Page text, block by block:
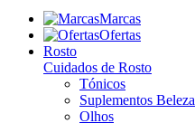
Marcas
Ofertas
Rosto
Cuidados de Rosto
Tónicos
Suplementos Beleza
Olhos